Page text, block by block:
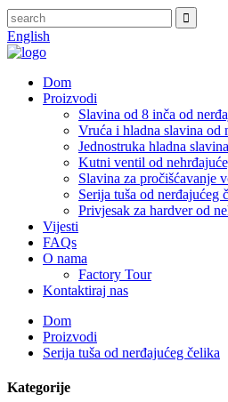
English
Dom
Proizvodi
Slavina od 8 inča od
Vruća i hladna slavina od
Jednostruka hladna
Kutni ventil od
Slavina za pročišćavanje
Serija tuša od nerđajućeg
Privjesak za hardver od
Vijesti
FAQs
O nama
Factory Tour
Kontaktiraj nas
Dom
Proizvodi
Serija tuša od nerđajućeg čelika
Kategorije